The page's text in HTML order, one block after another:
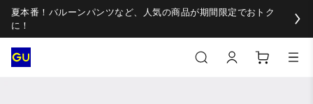
夏本番！バルーンパンツなど、人気の商品が期間限定でおトク
に！